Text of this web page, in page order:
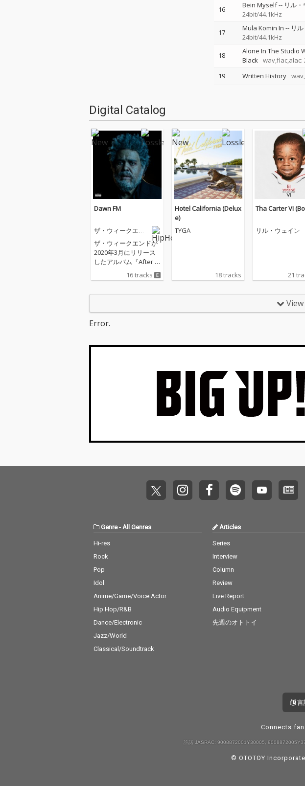
16 Bein Myself-- リル
24bit/44.1kHz
17 Mula Komin In -- リ
24bit/44.1kHz
18 Alone In The Studio
Black wav,flac,alac:
19 Written History
Digital Catalog
Dawn FM
ザ・ウィークエン
ザ・ウィークエンドが
2020年3月にリリース
したアルバム『After H
ours』から約2年ぶ
り、５作目となるアル
ー・ザ・クリエイタ
クインシー・ジョーン
豪華さはさることなが
16 tracks
Hotel California (Delux
e)
TYGA
18 tracks
Tha Carter VI
リル・ウェイン
21
Error.
Genre- All Genres
Hi-res
Rock
Pop
Idol
Anime/Game/Voice Actor
Hip Hop/R&B
Dance/Electronic
Jazz/World
Classical/Soundtrack
Articles
Series
Interview
Column
Review
Live Report
Audio Equipment
先週のオトトイ
言
Connects
許諾 JASRAC: 9008872001Y30005,
© OTOTOY